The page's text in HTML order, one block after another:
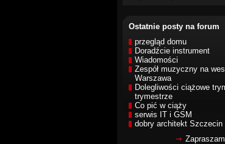
Ostatnie posty na forum
przegląd domu
Doradźcie instrument
Wiadomości
Zespół muzyczny na
Warszawa
Dolegliwości ciążowe
trymestrze
Co pić w ciąży
serwis IT i GSM
dobry architekt Szczecin